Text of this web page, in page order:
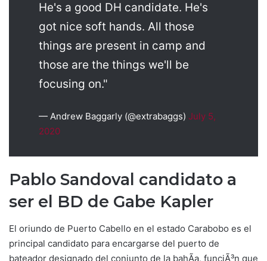
He's a good DH candidate. He's
got nice soft hands. All those
things are present in camp and
those are the things we'll be
focusing on."
— Andrew Baggarly (@extrabaggs) July 5,
2020
Pablo Sandoval candidato a
ser el BD de Gabe Kapler
El oriundo de Puerto Cabello en el estado Carabobo es el
principal candidato para encargarse del puerto de
bateador designado del conjunto de la bahÃ­a, funciÃ³n que